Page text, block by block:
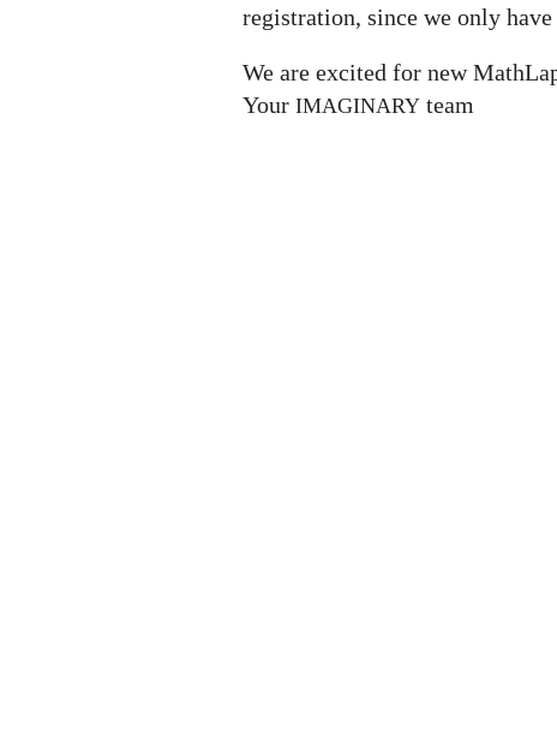
registration, since we only
We are excited for new
Your IMAGINARY team